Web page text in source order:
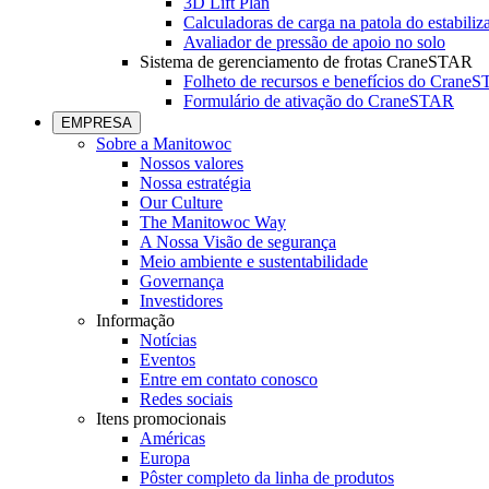
Calculadoras de carga na patola do
Avaliador de pressão de apoio no solo
Sistema de gerenciamento de frotas CraneSTAR
Folheto de recursos e benefícios do
Formulário de ativação do CraneSTAR
EMPRESA
Sobre a Manitowoc
Nossos valores
Nossa estratégia
Our Culture
The Manitowoc Way
A Nossa Visão de segurança
Meio ambiente e sustentabilidade
Governança
Investidores
Informação
Notícias
Eventos
Entre em contato conosco
Redes sociais
Itens promocionais
Américas
Europa
Pôster completo da linha de produtos